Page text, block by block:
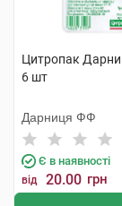
Цитропак
6 шт
Дарниця ФФ
Є в наявності
від 20.00 грн